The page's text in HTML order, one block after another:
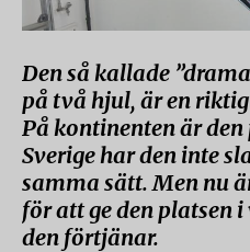
Den så kallade
på två hjul, är en
På kontinenten är
Sverige har den inte
samma sätt. Men nu
för att ge den platsen
den förtjänar.